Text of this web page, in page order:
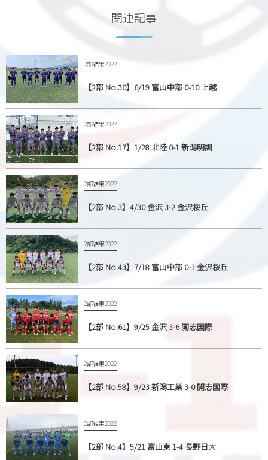
関連記事
2部結果2022
【2部 No.30】6/19 富山中部 0-10 上越
2部結果2022
【2部 No.17】1/28 北陸 0-1 新潟明訓
2部結果2022
【2部 No.3】4/30 金沢 3-2 金沢桜丘
2部結果2022
【2部 No.43】7/18 富山中部 0-1 金沢桜丘
2部結果2022
【2部 No.61】9/25 金沢 3-6 開志国際
2部結果2022
【2部 No.58】9/23 新潟工業 3-0 開志国際
2部結果2022
【2部 No.4】5/21 富山東 1-4 長野日大